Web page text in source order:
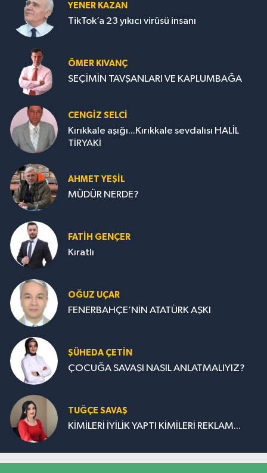
YENER KAZAN
TikTok’a 23 yıkıcı virüsü insanı
ÖMER KIVANÇ
SEÇİMİN TAVŞANLARI VE KAPLUMBAĞA
CENGİZ SELCİ
Kırıkkale aşığı...Kırıkkale sevdalısı HALİL
TİRYAKİ
AHMET YEŞİL
MÜDÜR NERDE?
FATIH GENÇER
Kıratlı
OĞUZ UÇAR
FENERBAHÇE’NİN ATATÜRK AŞKI
ŞÜHEDA ÇETİN
ÇOCUĞA SAVAŞI NASIL ANLATMALIYIZ?
TUĞÇE SAVAŞ
KİMİLERİ İYİLİK YAPTI KİMİLERİ REKLAM...